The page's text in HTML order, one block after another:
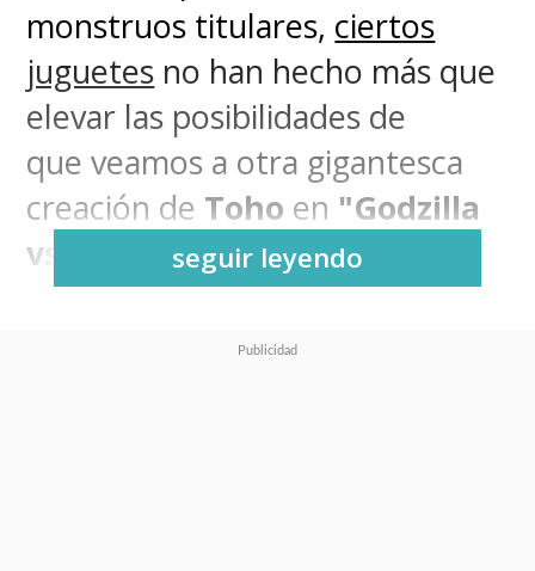
monstruos titulares, ciertos
juguetes no han hecho más que
elevar las posibilidades de
queveamos a otra gigantesca
creación de Toho en "Godzilla
vs. Kong".
lo hablamos con anterioridad
seguir leyendo